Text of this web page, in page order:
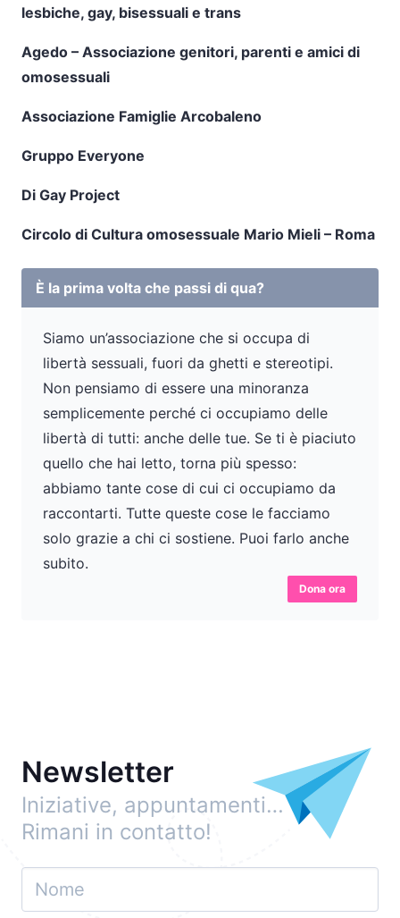
lesbiche, gay, bisessuali e trans
Agedo – Associazione genitori, parenti e amici di
omosessuali
Associazione Famiglie Arcobaleno
Gruppo Everyone
Di Gay Project
Circolo di Cultura omosessuale Mario Mieli – Roma
È la prima volta che passi di qua?
Siamo un’associazione che si occupa di
libertà sessuali, fuori da ghetti e stereotipi.
Non pensiamo di essere una minoranza
semplicemente perché ci occupiamo delle
libertà di tutti: anche delle tue. Se ti è piaciuto
quello che hai letto, torna più spesso:
abbiamo tante cose di cui ci occupiamo da
raccontarti. Tutte queste cose le facciamo
solo grazie a chi ci sostiene. Puoi farlo anche
subito.
Dona ora
Newsletter
Iniziative, appuntamenti…
Rimani in contatto!